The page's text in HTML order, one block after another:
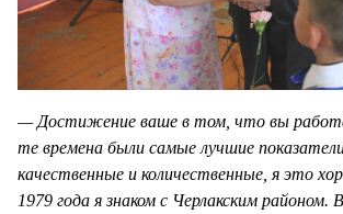
— Достижение ваше в том, что вы
те времена были самые лучшие
качественные и количественные, я это
1979 года я знаком с Черлакским районом.